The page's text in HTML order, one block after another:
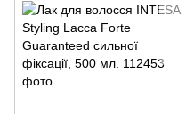
для волосся 25 мл.)